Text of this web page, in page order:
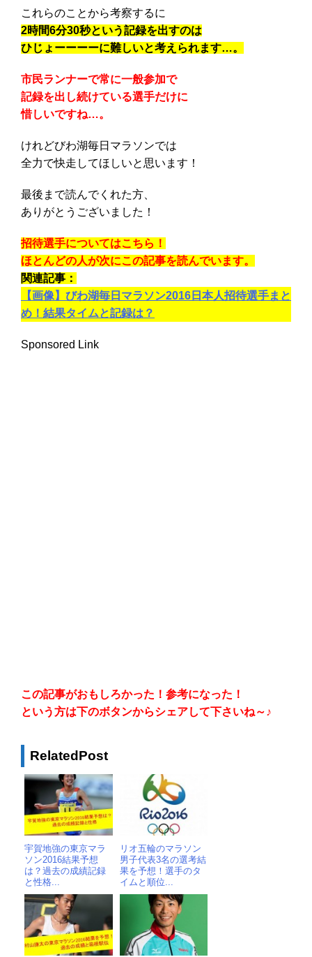
これらのことから考察するに
2時間6分30秒という記録を出すのは
ひじょーーーーに難しいと考えられます…。
市民ランナーで常に一般参加で
記録を出し続けている選手だけに
惜しいですね…。
けれどびわ湖毎日マラソンでは
全力で快走してほしいと思います！
最後まで読んでくれた方、
ありがとうございました！
招待選手についてはこちら！
ほとんどの人が次にこの記事を読んでいます。
関連記事：
【画像】びわ湖毎日マラソン2016日本人招待選手まと
め！結果タイムと記録は？
Sponsored Link
この記事がおもしろかった！参考になった！
という方は下のボタンからシェアして下さいね～♪
RelatedPost
宇賀地強の東京マラ
ソン2016結果予想
は？過去の成績記録
と性格...
リオ五輪のマラソン
男子代表3名の選考結
果を予想！選手のタ
イムと順位...